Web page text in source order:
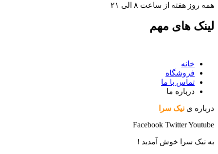
همه روز هفته از ساعت ٨ الی ۲۱
لینک های مهم
خانه
فروشگاه
تماس با ما
درباره ما
درباره ی نیک سرا
Facebook TwitterYoutube
به نیک سرا خوش آمدید !